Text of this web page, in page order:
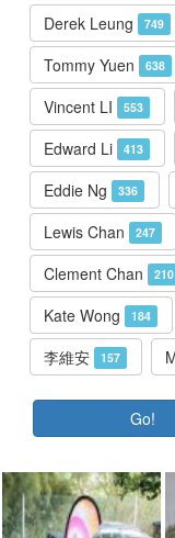
Derek Leung 749
Tommy Yuen 638
Vincent LI 553
Edward Li 413
Eddie Ng 336
Lewis Chan 247
Clement Chan 210
Kate Wong 184
李維安 157
Go!